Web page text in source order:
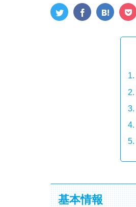
基本情報